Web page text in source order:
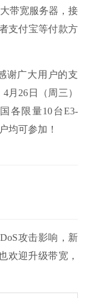
带宽服务器，接
支付宝等付款方
谢广大用户的支
4月 26 日（周三）
各限量10台E3-
均可参加！
攻击影响，新
欢迎升级带宽，